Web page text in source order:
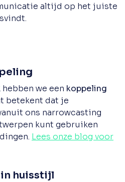
altijd op het juiste
we een koppeling
betekent dat je
ons narrowcasting
kunt gebruiken
Lees onze blog voor
huisstijl